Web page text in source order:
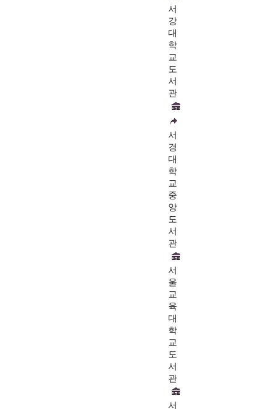
서
강
대
학
교
도
서
관
서
경
대
학
교
중
앙
도
서
관
서
울
교
육
대
학
교
도
서
관
서